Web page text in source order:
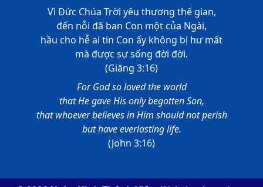
Vì Đức Chúa Trời yêu thương thế gian,
đến nỗi đã ban Con một của Ngài,
hầu cho hễ ai tin Con ấy không bị hư mất
mà được sự sống đời đời.
(Giăng 3:16)
For God so loved the world
that He gave His only begotten Son,
that whoever believes in Him should not perish
but have everlasting life.
(John 3:16)